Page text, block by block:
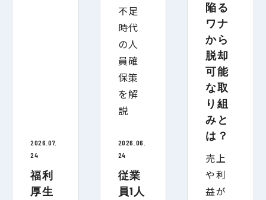
2026.07.
24
福利
厚生
2026.06.
24
従業
員1人
陥る
ワナ
から
脱却
可能
な取
り組
みと
は？
売上
や利
益が